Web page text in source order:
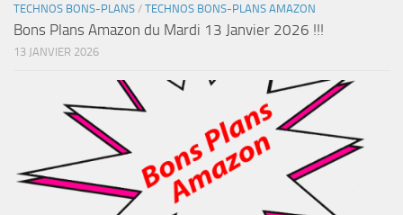
TECHNOS BONS-PLANS / TECHNOS BONS-PLANS AMAZON
Bons Plans Amazon du Mardi 13 Janvier 2026 !!!
13 JANVIER 2026